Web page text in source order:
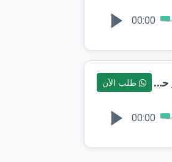
00:00
يامرحبا ياكل غالي - محمد عبده وعمر العبداللات - زفة ام العرسان ترحيبيه _ حصرياً 2026 طلب الآن
00:00